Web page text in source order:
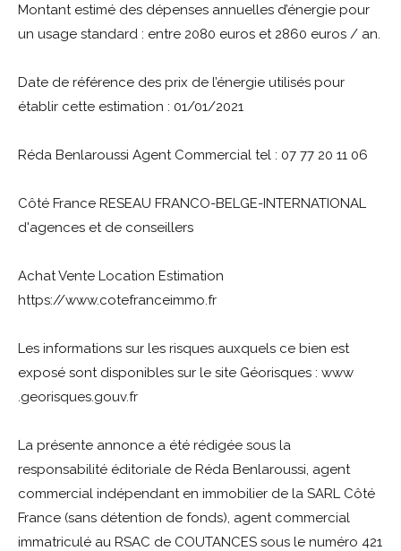
Montant estimé des dépenses annuelles d’énergie pour
un usage standard : entre 2080 euros et 2860 euros / an.
Date de référence des prix de l’énergie utilisés pour
établir cette estimation : 01/01/2021
Réda Benlaroussi Agent Commercial tel : 07 77 20 11 06
Côté France RESEAU FRANCO-BELGE-INTERNATIONAL
d'agences et de conseillers
Achat Vente Location Estimation
https://www.cotefranceimmo.fr
Les informations sur les risques auxquels ce bien est
exposé sont disponibles sur le site Géorisques : www
.georisques.gouv.fr
La présente annonce a été rédigée sous la
responsabilité éditoriale de Réda Benlaroussi, agent
commercial indépendant en immobilier de la SARL Côté
France (sans détention de fonds), agent commercial
immatriculé au RSAC de COUTANCES sous le numéro 421